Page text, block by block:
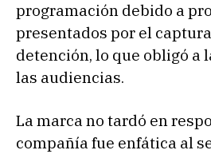
programación debido a
presentados por el
detención, lo que obligó a
las audiencias.
La marca no tardó en
compañía fue enfática al